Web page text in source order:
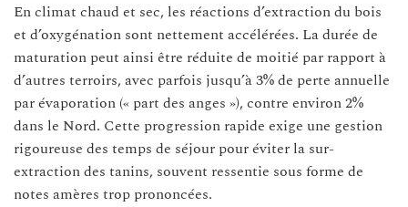
En climat chaud et sec, les réactions d’extraction du bois
et d’oxygénation sont nettement accélérées. La durée de
maturation peut ainsi être réduite de moitié par rapport à
d’autres terroirs, avec parfois jusqu’à 3% de perte annuelle
par évaporation (« part des anges »), contre environ 2%
dans le Nord. Cette progression rapide exige une gestion
rigoureuse des temps de séjour pour éviter la sur-
extraction des tanins, souvent ressentie sous forme de
notes amères trop prononcées.